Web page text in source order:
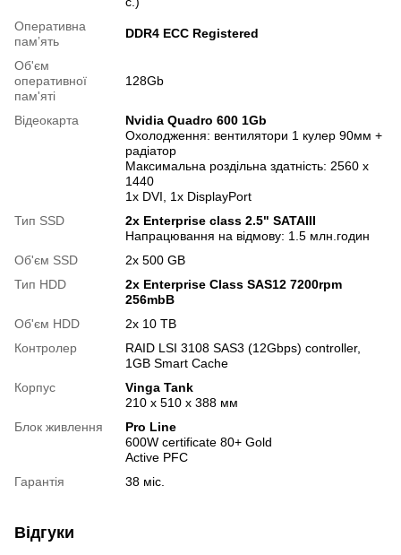
Оперативна
памʼять
DDR4 ECC Registered
Об'єм
оперативної
пам'яті
128Gb
Відеокарта
Nvidia Quadro 600 1Gb
Охолодження: вентилятори 1 кулер 90мм +
радіатор
Максимальна роздільна здатність: 2560 x
1440
1x DVI, 1x DisplayPort
Тип SSD
2x Enterprise class 2.5" SATAIII
Напрацювання на відмову: 1.5 млн.годин
Об'єм SSD
2х 500 GB
Тип HDD
2x Enterprise Class SAS12 7200rpm
256mbB
Об'єм HDD
2х 10 TB
Контролер
RAID LSI 3108 SAS3 (12Gbps) controller,
1GB Smart Cache
Корпус
Vinga Tank
210 x 510 x 388 мм
Блок живлення
Pro Line
600W certificate 80+ Gold
Active PFC
Гарантія
38 міс.
Відгуки